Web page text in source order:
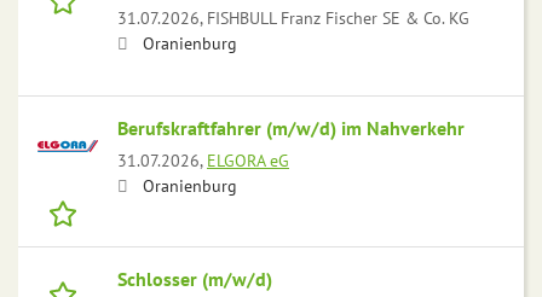
31.07.2026, FISHBULL Franz Fischer SE & Co. KG
Oranienburg
Berufskraftfahrer (m/w/d) im Nahverkehr
31.07.2026, ELGORA eG
Oranienburg
Schlosser (m/w/d)